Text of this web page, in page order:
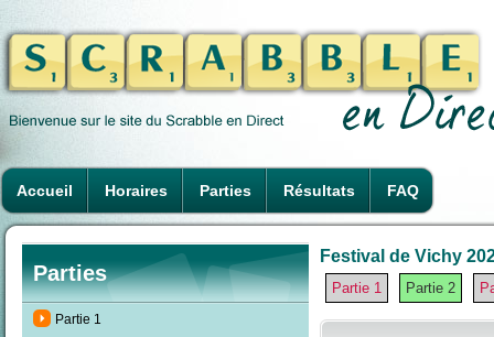
Accueil Horaires Parties Résultats FAQ
Parties
Partie 1
Festival de Vichy
Partie 1 Partie 2